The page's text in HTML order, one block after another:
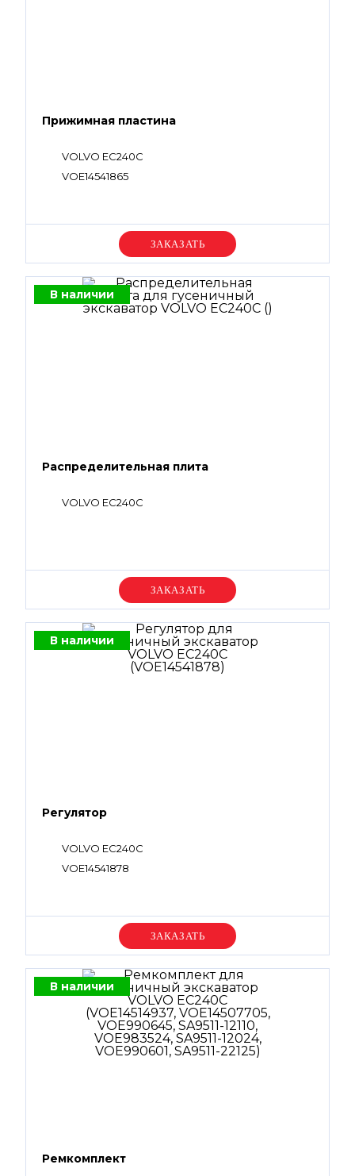
Прижимная пластина
VOLVO EC240C
VOE14541865
Уточняйте цену
В наличии
Распределительная плита
VOLVO EC240C
Уточняйте цену
В наличии
Регулятор
VOLVO EC240C
VOE14541878
Уточняйте цену
В наличии
Ремкомплект